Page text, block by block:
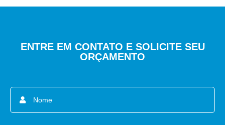
ENTRE EM CONTATO E SOLICITE SEU
ORÇAMENTO